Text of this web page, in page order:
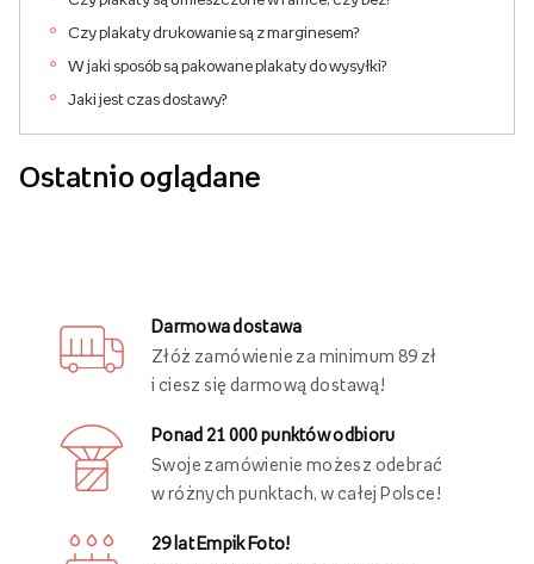
Czy plakaty drukowanie są z marginesem?
W jaki sposób są pakowane plakaty do wysyłki?
Jaki jest czas dostawy?
Ostatnio oglądane
Darmowa dostawa
Złóż zamówienie za minimum 89 zł
i ciesz się darmową dostawą!
Ponad 21 000 punktów odbioru
Swoje zamówienie możesz odebrać
w różnych punktach, w całej Polsce!
29 lat Empik Foto!